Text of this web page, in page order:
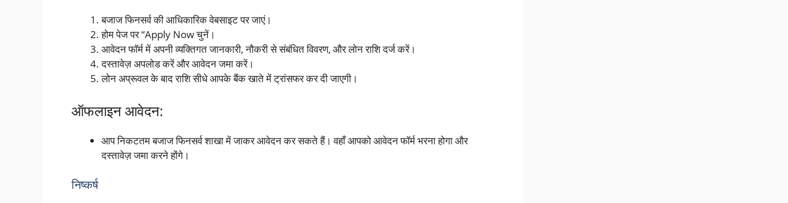
बजाज फिनसर्व की आधिकारिक वेबसाइट पर जाएं।
होम पेज पर “Apply Now चुनें।
आवेदन फॉर्म में अपनी व्यक्तिगत जानकारी, नौकरी से संबंधित विवरण, और लोन राशि दर्ज करें।
दस्तावेज़ अपलोड करें और आवेदन जमा करें।
लोन अप्रूवल के बाद राशि सीधे आपके बैंक खाते में ट्रांसफर कर दी जाएगी।
ऑफलाइन आवेदन:
आप निकटतम बजाज फिनसर्व शाखा में जाकर आवेदन कर सकते हैं। वहाँ आपको आवेदन फॉर्म भरना होगा और
दस्तावेज़ जमा करने होंगे।
निष्कर्ष